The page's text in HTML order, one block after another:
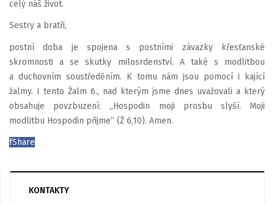
celý náš život.
Sestry a bratři,
postní doba je spojena s postními závazky křesťanské
skromnosti a se skutky milosrdenství. A také s modlitbou
a duchovním soustředěním. K tomu nám jsou pomocí i kající
žalmy. I tento Žalm 6., nad kterým jsme dnes uvažovali a který
obsahuje povzbuzení: „Hospodin moji prosbu slyší. Moji
modlitbu Hospodin přijme“ (Ž 6,10). Amen.
fShare
KONTAKTY